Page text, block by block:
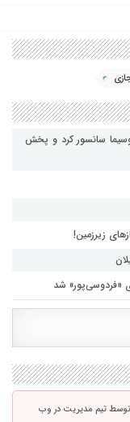
سانسور کرد و پخش
زیرزمین!
«فردوسی‌پور» شد
تیم مدیریت در وب